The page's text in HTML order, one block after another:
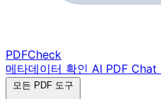
PDFCheck
메타데이터 확인 AI PDF Chat
모든 PDF 도구